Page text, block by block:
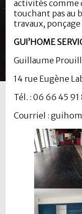
activités comme
touchant pas au
travaux,
GUI’HOME
Guillaume
14 rue Eugène
Tél. : 06 66 45 91
Courriel :